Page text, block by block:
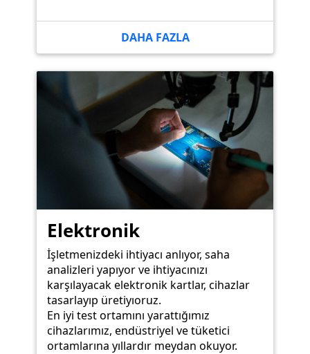
DAHA FAZLA
Elektronik
İşletmenizdeki ihtiyacı anlıyor, saha
analizleri yapıyor ve ihtiyacınızı
karşılayacak elektronik kartlar, cihazlar
tasarlayıp üretiyıoruz.
En iyi test ortamını yarattığımız
cihazlarımız, endüstriyel ve tüketici
ortamlarına yıllardır meydan okuyor.